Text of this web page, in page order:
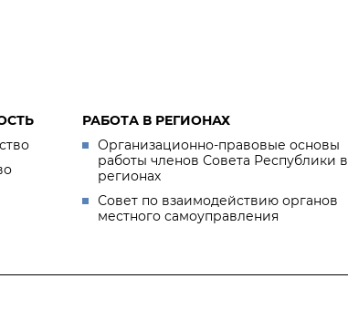
РАБОТА В РЕГИОНАХ
Организационно-правовые основы
работы членов Совета Республики в
регионах
Совет по взаимодействию органов
местного самоуправления